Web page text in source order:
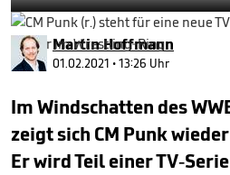
Martin Hoffmann
01.02.2021 • 13:26 Uhr
Im Windschatten des
zeigt sich CM Punk
Er wird Teil einer TV-